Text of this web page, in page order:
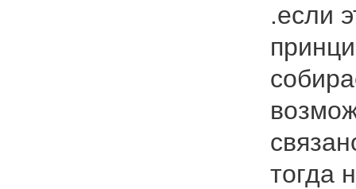
.если
тогда